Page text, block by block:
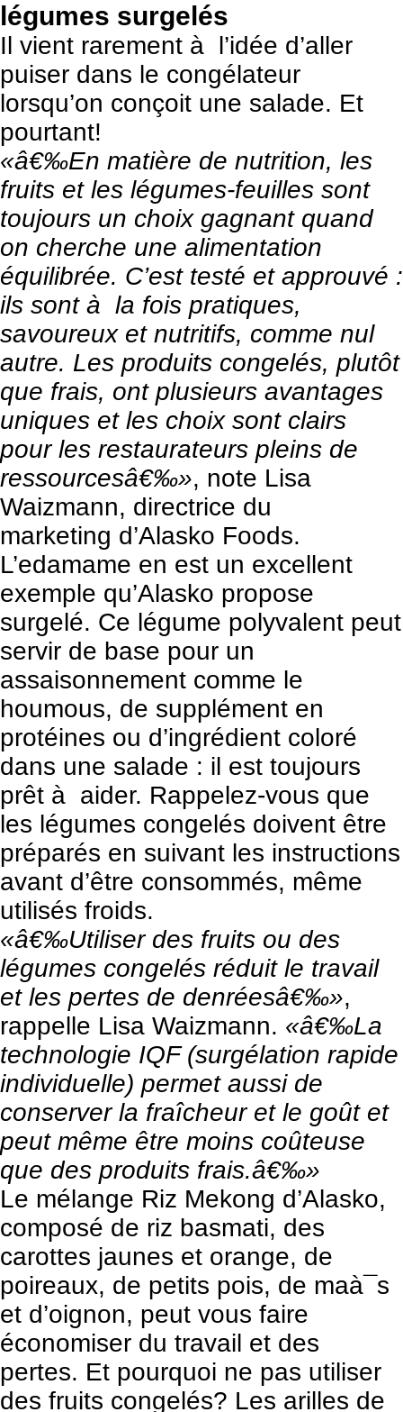
légumes surgelés
Il vient rarement à l’idée d’aller
puiser dans le congélateur
lorsqu’on conçoit une salade. Et
pourtant!
«â€‰En matière de nutrition, les
fruits et les légumes-feuilles sont
toujours un choix gagnant quand
on cherche une alimentation
équilibrée. C’est testé et approuvé :
ils sont à la fois pratiques,
savoureux et nutritifs, comme nul
autre. Les produits congelés, plutôt
que frais, ont plusieurs avantages
uniques et les choix sont clairs
pour les restaurateurs pleins de
ressourcesâ€‰», note Lisa
Waizmann, directrice du
marketing d’Alasko Foods.
L’edamame en est un excellent
exemple qu’Alasko propose
surgelé. Ce légume polyvalent peut
servir de base pour un
assaisonnement comme le
houmous, de supplément en
protéines ou d’ingrédient coloré
dans une salade : il est toujours
prêt à aider. Rappelez-vous que
les légumes congelés doivent être
préparés en suivant les instructions
avant d’être consommés, même
utilisés froids.
«â€‰Utiliser des fruits ou des
légumes congelés réduit le travail
et les pertes de denréesâ€‰»,
rappelle Lisa Waizmann. «â€‰La
technologie IQF (surgélation rapide
individuelle) permet aussi de
conserver la fraîcheur et le goût et
peut même être moins coûteuse
que des produits frais.â€‰»
Le mélange Riz Mekong d’Alasko,
composé de riz basmati, des
carottes jaunes et orange, de
poireaux, de petits pois, de maà¯s
et d’oignon, peut vous faire
économiser du travail et des
pertes. Et pourquoi ne pas utiliser
des fruits congelés? Les arilles de